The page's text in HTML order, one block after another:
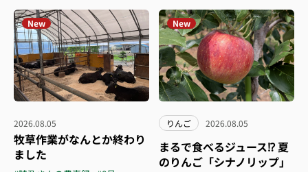
New
2026.08.05
牧草作業がなんとか終わり
ました
New
りんご 2026.08.05
まるで食べるジュース⁉︎ 夏
のりんご「シナノリップ」